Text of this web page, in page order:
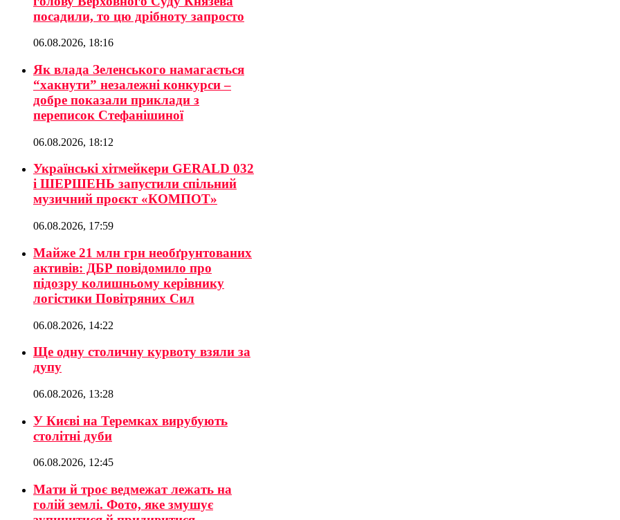
посадили, то цю дрібноту запросто
06.08.2026, 18:16
Як влада Зеленського намагається
“хакнути” незалежні конкурси –
добре показали приклади з
переписок Стефанішиної
06.08.2026, 18:12
Українські хітмейкери GERALD 032
і ШЕРШЕНЬ запустили спільний
музичний проєкт «КОМПОТ»
06.08.2026, 17:59
Майже 21 млн грн необґрунтованих
активів: ДБР повідомило про
підозру колишньому керівнику
логістики Повітряних Сил
06.08.2026, 14:22
Ще одну столичну курвоту взяли за
дупу
06.08.2026, 13:28
У Києві на Теремках вирубують
столітні дуби
06.08.2026, 12:45
Мати й троє ведмежат лежать на
голій землі. Фото, яке змушує